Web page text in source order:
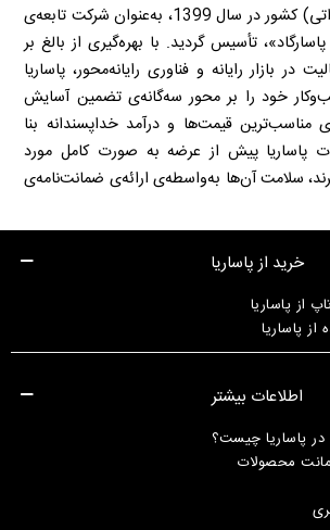
استوک (غیرآکبند وارداتی) کشور در سال 1399، به‌عنوان شرکت تابعه‌ی
تأسیس گردید. با بهره‌گیری از بالغ بر
در بازار رایانه و فناوری رایانه‌محور، پاساریا
خود را بر محور سه‌گانه‌ی تضمین آسایش
مناسب‌ترین قیمت‌ها و درآمد خداپسندانه بنا
پاساریا پیش از عرضه به صورت کامل مورد
سلامت آن‌ها به‌واسطه‌ی ارائه‌ی ضمانت‌نامه‌ی
خرید از پاساریا
از پاساریا
پاساریا
اطلاعات بیشتر
پاساریا چیست؟
محصولات